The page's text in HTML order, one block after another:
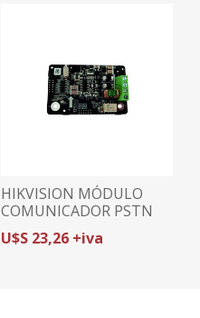
HIKVISION MÓDULO
COMUNICADOR PSTN
DS-PMA-P | REPORTE
TELEFÓNICO | PARA
U$S 23,26 +iva